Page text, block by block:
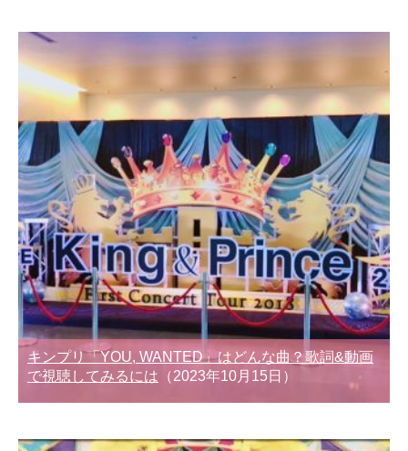
キンプリ「YOU, WANTED」はどんな曲？歌詞&動画
で視聴してみるには （2023年10月15日）